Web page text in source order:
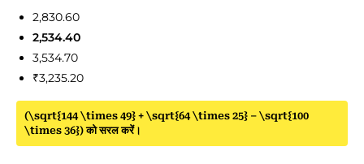
2,830.60
2,534.40
3,534.70
₹3,235.20
(\sqrt{144 \times 49} + \sqrt{64 \times 25} – \sqrt{100
\times 36}) को सरल करें।